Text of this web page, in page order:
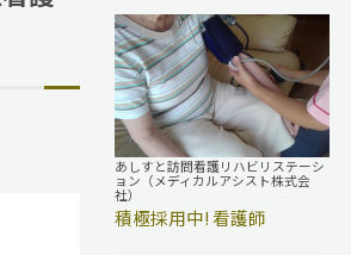
あしすと訪問看護リハビリステーシ
ョン（メディカルアシスト株式会
社）
積極採用中! 看護師